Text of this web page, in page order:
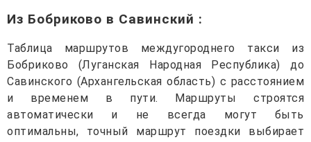
Из Бобриково в Савинский :
Таблица маршрутов междугороднего такси из
Бобриково (Луганская Народная Республика) до
Савинского (Архангельская область) с расстоянием
и временем в пути. Маршруты строятся
автоматически и не всегда могут быть
оптимальны, точный маршрут поездки выбирает